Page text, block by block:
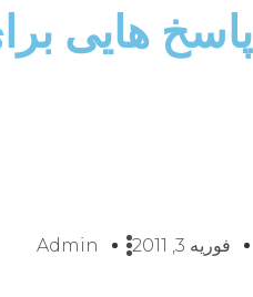
پاسخ هایی برای اندیشیدن 9 –
فوریه 3, 2011 Admin